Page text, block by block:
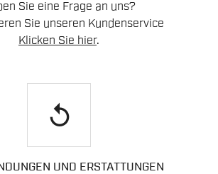
Sie eine Frage an uns?
Sie unseren Kundenservice
Klicken Sie hier.
replay
UND ERSTATTUNGEN